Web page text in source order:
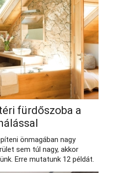
fürdőszoba a
önmagában nagy
sem túl nagy, akkor
Erre mutatunk 12 példát.